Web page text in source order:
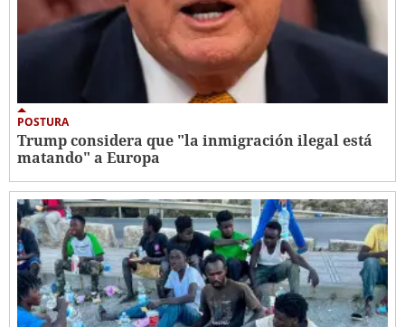
POSTURA
Trump considera que "la inmigración ilegal está
matando" a Europa